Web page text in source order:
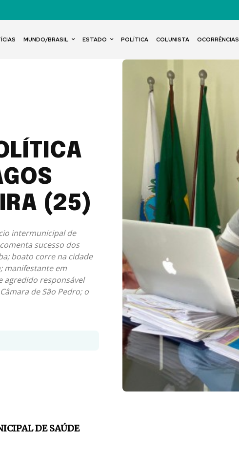
MUNDO/BRASIL ESTADO POLÍTICA COLUNISTA OCORRÊNCIAS
(25)
intermunicipal de
sucesso dos
boato corre na cidade
manifestante em
agredido responsável
de São Pedro; o
DE SAÚDE